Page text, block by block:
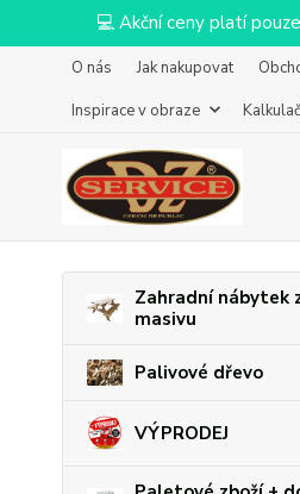
💻 Akční ceny platí
O nás Jak nakupovat
Inspirace v obraze
Zahradní nábytek
masivu
Palivové dřevo
VÝPRODEJ